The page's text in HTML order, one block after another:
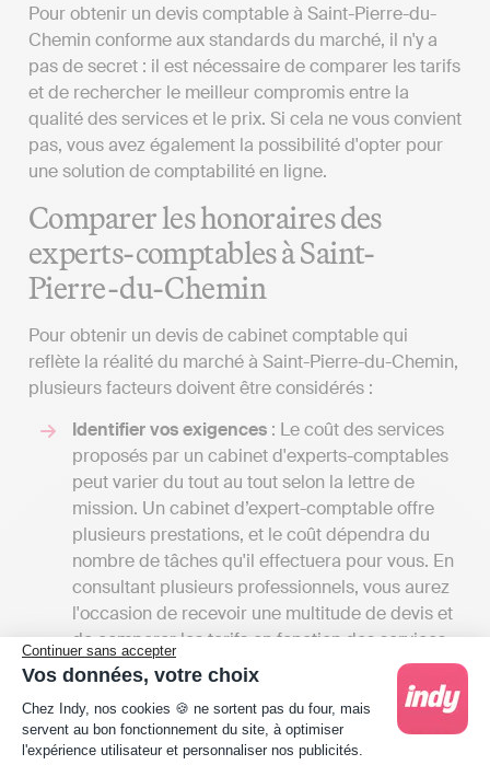
Continuer sans accepter
Vos données, votre choix
Plateforme de Gestion du Consentement :
Chez Indy, nos cookies 🍪 ne sortent pas du four, mais
servent au bon fonctionnement du site, à optimiser
l'expérience utilisateur et personnaliser nos publicités.
Pour obtenir un devis comptable à Saint-Pierre-du-
Chemin conforme aux standards du marché, il n'y a
pas de secret : il est nécessaire de comparer les tarifs
et de rechercher le meilleur compromis entre la
qualité des services et le prix. Si cela ne vous convient
pas, vous avez également la possibilité d'opter pour
une solution de comptabilité en ligne.
Comparer les honoraires des
experts-comptables à Saint-
Pierre-du-Chemin
Pour obtenir un devis de cabinet comptable qui
reflète la réalité du marché à Saint-Pierre-du-Chemin,
plusieurs facteurs doivent être considérés :
Identifier vos exigences : Le coût des services
proposés par un cabinet d'experts-comptables
peut varier du tout au tout selon la lettre de
mission. Un cabinet d’expert-comptable offre
plusieurs prestations, et le coût dépendra du
nombre de tâches qu'il effectuera pour vous. En
consultant plusieurs professionnels, vous aurez
l'occasion de recevoir une multitude de devis et
de comparer les tarifs en fonction des services
proposés. Cela vous donnera également une
idée des différents services disponibles à Saint-
Pierre-du-Chemin.
Comparer les tarifs: Les honoraires des